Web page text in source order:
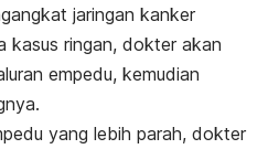
jaringan kanker
kasus ringan, dokter akan
empedu, kemudian
yang lebih parah, dokter